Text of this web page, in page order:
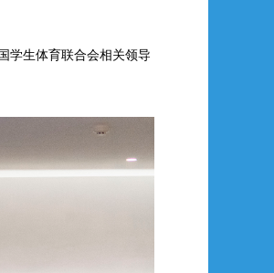
学生体育联合会相关领导